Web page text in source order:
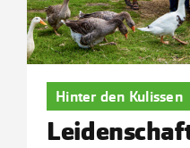
Hinter den Kulissen